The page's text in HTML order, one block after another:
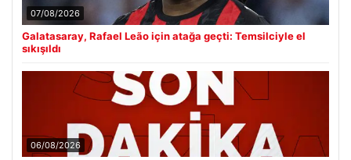
07/08/2026
Galatasaray, Rafael Leão için atağa geçti: Temsilciyle el
sıkışıldı
06/08/2026